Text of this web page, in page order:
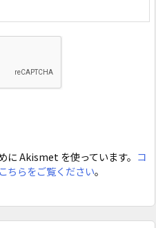
に Akismet を使っています。 コ
ちらをご覧ください。